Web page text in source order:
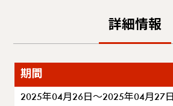
詳細情報
期間
2025年04月26日～2025年04月27日